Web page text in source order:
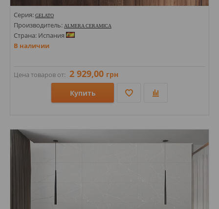
Серия: GELATO
Производитель: ALMERA CERAMICA
Страна: Испания
В наличии
Цена товаров от: 2 929,00 грн
Купить
Стили: Под кирпич;
Цвета: